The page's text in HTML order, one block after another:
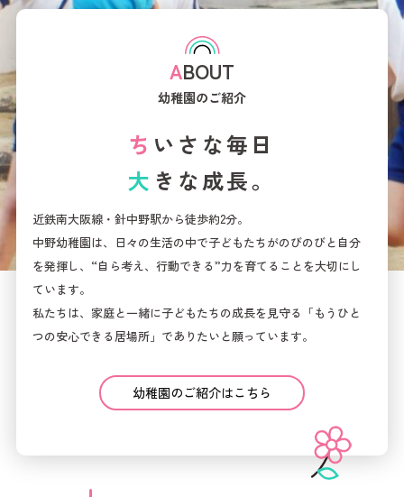
ABOUT
幼稚園のご紹介
ち い さ な毎 日
大 き な成長。
近鉄南大阪線・針中野駅から徒歩約2分。
中野幼稚園は、日々の生活の中で子どもたちがのびのびと自分
を発揮し、“自ら考え、行動できる”力を育てることを大切にし
ています。
私たちは、家庭と一緒に子どもたちの成長を見守る「もうひと
つの安心できる居場所」でありたいと願っています。
幼稚園のご紹介はこちら